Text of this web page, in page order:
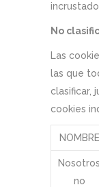
No
Las
las que
clasificar,
cookies
NOMBRE
Nosotros
no